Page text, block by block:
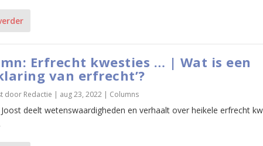
Erfrecht kwesties … | Wat is een
van erfrecht’?
door Redactie | aug 23, 2022| Columns
deelt wetenswaardigheden en verhaalt over heikele erfrecht